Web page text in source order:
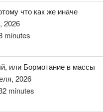
что как же иначе
2026
minutes
или Бормотание в массы
2026
minutes